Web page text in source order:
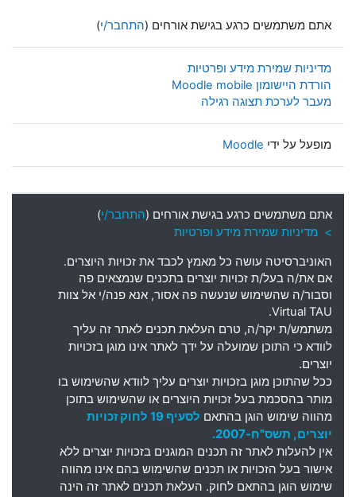
אתם משתמשים כרגע בגישת אורחים (התחבר/י)
מדיניות שמירת מידע ופרטיות
הורדת היישומון Moodle mobile
מעבר לערכת תצוגה רגילה
מופעל על ידי Moodle
אתם משתמשים כרגע בגישת אורחים (התחבר/י)
> מדיניות שמירת מידע ופרטיות
האוניברסיטה עושה כל מאמץ לכבד את זכויות היוצרים.
אם את/ה בעל/ת זכויות יוצרים בתכנים שנמצאים פה
וסבור/ה שהשימוש שנעשה פה אסור, אנא פנה/י אל צוות
Virtual TAU.
משתמש/ת יקר/ה, טרם העלאת תכנים לאתר זה עליך
לוודא כי התוכן שמועלה על ידך לאתר אינו מוגן בזכויות
יוצרים.
ככל שהתוכן מוגן בזכויות יוצרים עליך לוודא שהשימוש בו
מותר בהסכמת בעל זכויות היוצרים או שהשימוש בתוכן
מהווה שימוש הוגן בהתאם
לסעיף 19 לחוק זכויות
יוצרים, תשס"ח-2007.
אין להעלות לאתר זה תכנים המוגנים בזכויות יוצרים ללא
אישור בעל הזכויות או תכנים שהשימוש בהם אינו מהווה
שימוש הוגן בהתאם לחוק. העלאת תכנים לאתר זה הינה